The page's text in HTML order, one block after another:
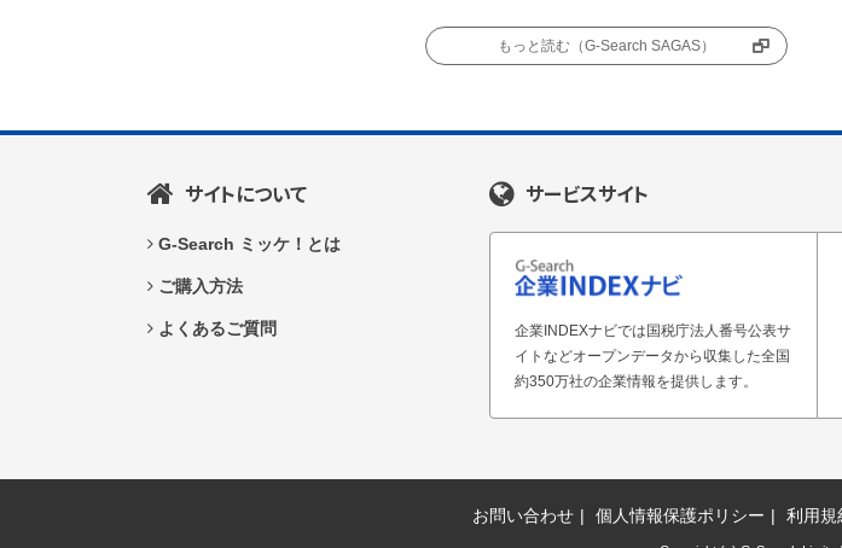
もっと読む（G-Search SAGAS）
サイトについて
G-Search ミッケ！とは
ご購入方法
よくあるご質問
サービスサイト
企業INDEXナビでは国税庁法人番号公表サ
イトなどオープンデータから収集した全国
約350万社の企業情報を提供します。
お問い合わせ 個人情報保護ポリシー 利用規